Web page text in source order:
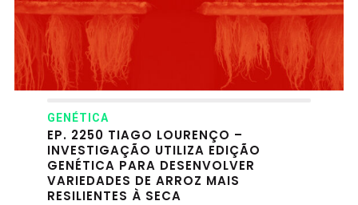
GENÉTICA
EP. 2250 TIAGO LOURENÇO –
INVESTIGAÇÃO UTILIZA EDIÇÃO
GENÉTICA PARA DESENVOLVER
VARIEDADES DE ARROZ MAIS
RESILIENTES À SECA